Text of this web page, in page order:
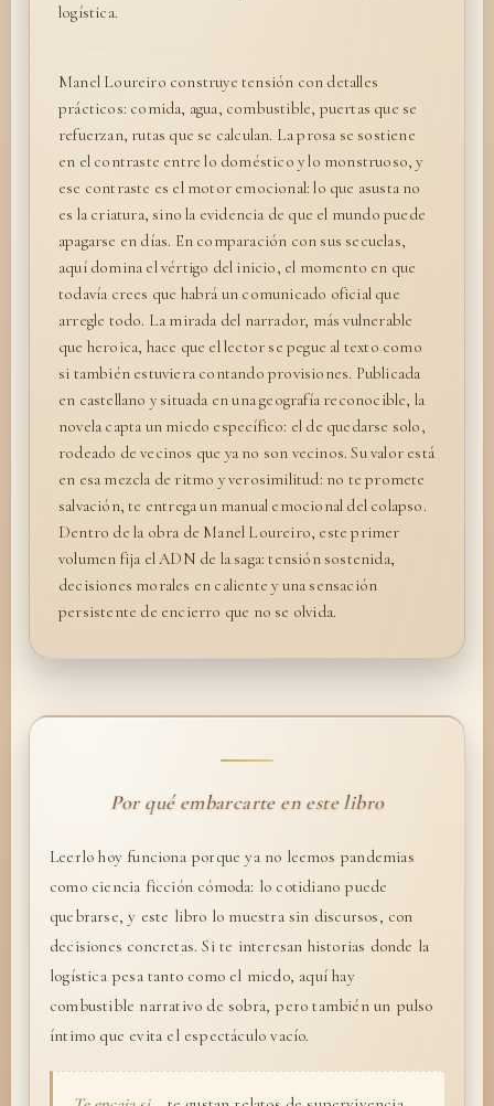
logística.
Manel Loureiro construye tensión con detalles
prácticos: comida, agua, combustible, puertas que se
refuerzan, rutas que se calculan. La prosa se sostiene
en el contraste entre lo doméstico y lo monstruoso, y
ese contraste es el motor emocional: lo que asusta no
es la criatura, sino la evidencia de que el mundo puede
apagarse en días. En comparación con sus secuelas,
aquí domina el vértigo del inicio, el momento en que
todavía crees que habrá un comunicado oficial que
arregle todo. La mirada del narrador, más vulnerable
que heroica, hace que el lector se pegue al texto como
si también estuviera contando provisiones. Publicada
en castellano y situada en una geografía reconocible, la
novela capta un miedo específico: el de quedarse solo,
rodeado de vecinos que ya no son vecinos. Su valor está
en esa mezcla de ritmo y verosimilitud: no te promete
salvación, te entrega un manual emocional del colapso.
Dentro de la obra de Manel Loureiro, este primer
volumen fija el ADN de la saga: tensión sostenida,
decisiones morales en caliente y una sensación
persistente de encierro que no se olvida.
Por qué embarcarte en este libro
Leerlo hoy funciona porque ya no leemos pandemias
como ciencia ficción cómoda: lo cotidiano puede
quebrarse, y este libro lo muestra sin discursos, con
decisiones concretas. Si te interesan historias donde la
logística pesa tanto como el miedo, aquí hay
combustible narrativo de sobra, pero también un pulso
íntimo que evita el espectáculo vacío.